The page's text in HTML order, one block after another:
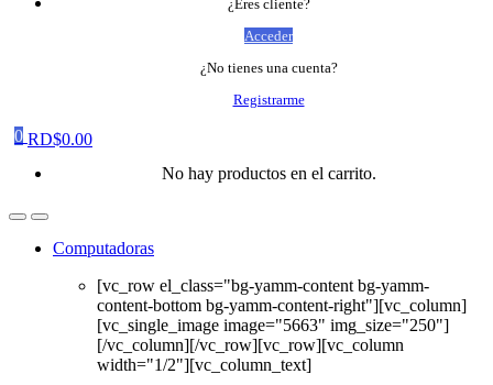
¿Eres cliente?
Acceder
¿No tienes una cuenta?
Registrarme
0 RD$0.00
No hay productos en el carrito.
Computadoras
[vc_row el_class="bg-yamm-content bg-yamm-
content-bottom bg-yamm-content-right"][vc_column]
[vc_single_image image="5663" img_size="250"]
[/vc_column][/vc_row][vc_row][vc_column
width="1/2"][vc_column_text]